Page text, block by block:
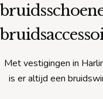
Met vestigingen in
is er altijd een